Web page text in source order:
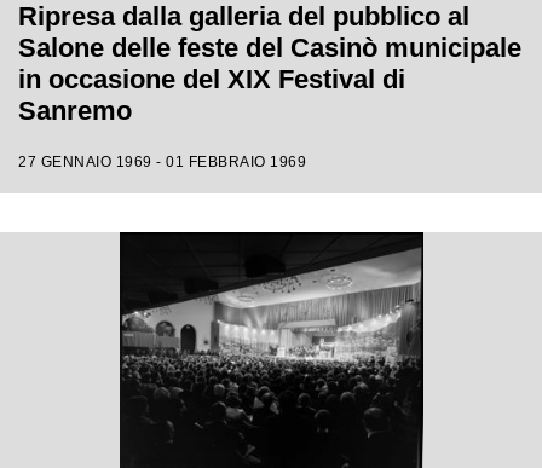
Ripresa dalla galleria del pubblico al
Salone delle feste del Casinò municipale
in occasione del XIX Festival di
Sanremo
27 GENNAIO 1969 - 01 FEBBRAIO 1969